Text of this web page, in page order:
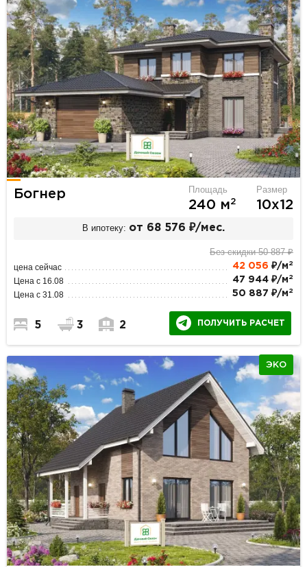
Богнер Площадь
240 м2
Размер
10х12
В ипотеку: от 68 576 ₽/мес.
Без скидки 50 887 ₽
цена сейчас 42 056 ₽/м 2
Цена с 16.08 47 944 ₽/м 2
Цена с 31.08 50 887 ₽/м 2
5 3 2 ПОЛУЧИТЬ РАСЧЕТ
ЭКО